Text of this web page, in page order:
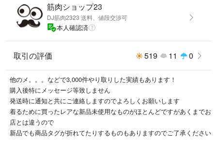
トレーニー用のカジュアル商品まで扱ってます
ナイキ
アディダス
リフト
ダルクスポーツ
アンダーアーマー
ワイスリー
ザノースフェイス
モンクレール
スウィートイヤーズ
筋肉ショップ23
DJ筋肉2323 送料、値段交渉可
本人確認済
取引の評価 519 11 0
他のメ。。。などで3,000件やり取りした実績もあります！
購入後特にメッセージ等致しません
発送時に通知と共にご連絡しますのでよろしくお願いします
着るために買ったレアな新品未使用なものがほとんどですがあくまでお
店とは違うので
新品でも商品タグが折れてたりするものもありますのでご了承ください